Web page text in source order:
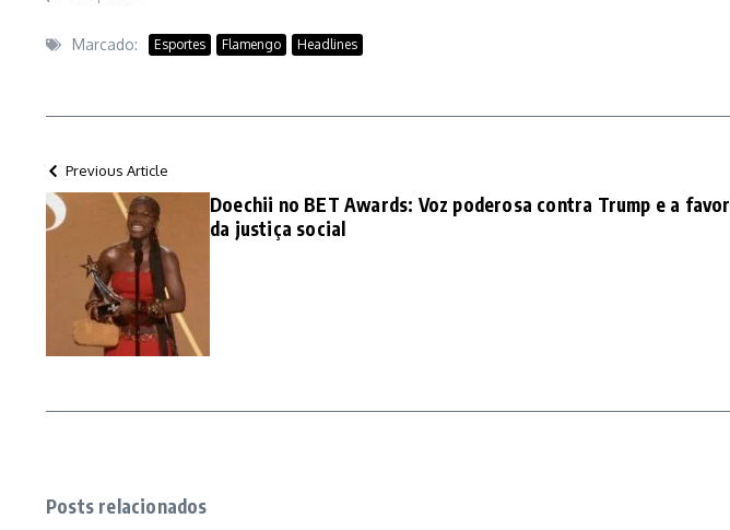
Marcado: Esportes Flamengo Headlines
Previous Article
Doechii no BET Awards: Voz poderosa contra Trump e a favor
da justiça social
Posts relacionados